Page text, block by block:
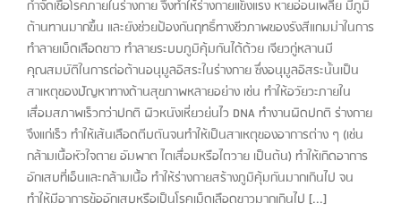
กำจัดเชื้อโรคภายในร่างกาย จึงทำให้ร่างกายแข็งแรง หายอ่อนเพลีย มีภูมิ
ต้านทานมากขึ้น และยังช่วยป้องกันฤทธิ์ทางชีวภาพของรังสีแกมม่าในการ
ทำลายเม็ดเลือดขาว ทำลายระบบภูมิคุ้มกันได้ด้วย เจียวกู่หลานมี
คุณสมบัติในการต่อต้านอนุมูลอิสระในร่างกาย ซึ่งอนุมูลอิสระนั้นเป็น
สาเหตุของปัญหาทางด้านสุขภาพหลายอย่าง เช่น ทำให้อวัยวะภายใน
เสื่อมสภาพเร็วกว่าปกติ ผิวหนังเหี่ยวย่นไว DNA ทำงานผิดปกติ ร่างกาย
จึงแก่เร็ว ทำให้เส้นเลือดตีบตันจนทำให้เป็นสาเหตุของอาการต่าง ๆ (เช่น
กล้ามเนื้อหัวใจตาย อัมพาต ไตเสื่อมหรือไตวาย เป็นต้น) ทำให้เกิดอาการ
อักเสบที่เอ็นและกล้ามเนื้อ ทำให้ร่างกายสร้างภูมิคุ้มกันมากเกินไป จน
ทำให้มีอาการข้ออักเสบหรือเป็นโรคเม็ดเลือดขาวมากเกินไป [...]